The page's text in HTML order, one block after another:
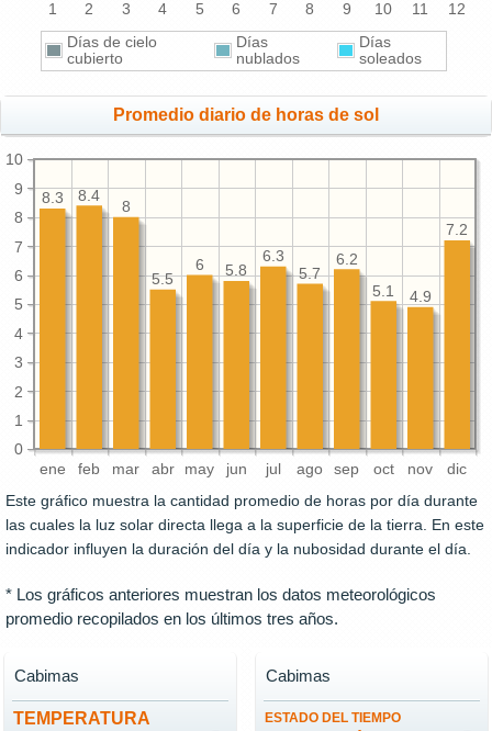
1 2 3 4 5 6 7 8 9 10 11 12
Días de cielo
cubierto
Días
nublados
Días
soleados
Promedio diario de horas de sol
ene feb mar abr may jun jul ago sep oct nov dic
0
1
2
3
4
5
6
7
8
9
10
7.2
4.9
5.1
6.2
5.7
6.3
5.8
6
5.5
8
8.4
8.3
Este gráfico muestra la cantidad promedio de horas por día durante
las cuales la luz solar directa llega a la superficie de la tierra. En este
indicador influyen la duración del día y la nubosidad durante el día.
* Los gráficos anteriores muestran los datos meteorológicos
promedio recopilados en los últimos tres años.
TEMPERATURA
Cabimas
ESTADO DEL TIEMPO
Cabimas